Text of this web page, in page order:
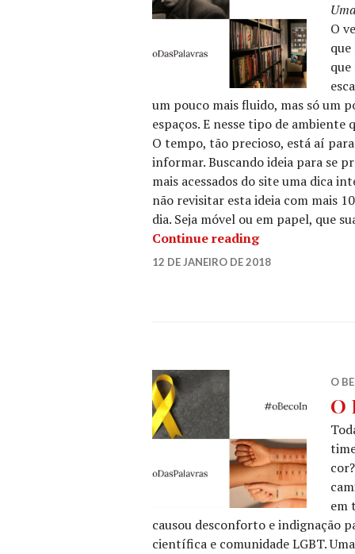
O
um pouco mais fluido, mas só um
espaços. E nesse tipo de ambiente
O tempo, tão precioso, está aí
informar. Buscando ideia para se
mais acessados do site uma dica
não revisitar esta ideia com mais
dia. Seja móvel ou em papel, que
Continue reading“O Beco Indica
YK
12 DE JANEIRO DE 2018
O
O
em
causou desconforto e indignação
científica e comunidade LGBT.